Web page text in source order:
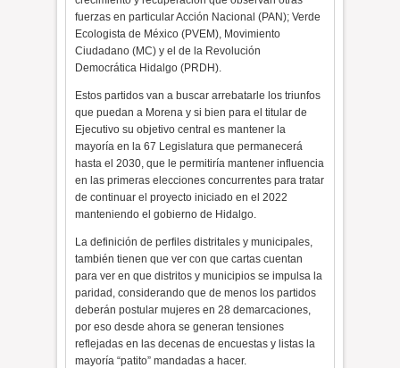
fuerzas en particular Acción Nacional (PAN); Verde
Ecologista de México (PVEM), Movimiento
Ciudadano (MC) y el de la Revolución
Democrática Hidalgo (PRDH).
Estos partidos van a buscar arrebatarle los triunfos
que puedan a Morena y si bien para el titular de
Ejecutivo su objetivo central es mantener la
mayoría en la 67 Legislatura que permanecerá
hasta el 2030, que le permitiría mantener influencia
en las primeras elecciones concurrentes para tratar
de continuar el proyecto iniciado en el 2022
manteniendo el gobierno de Hidalgo.
La definición de perfiles distritales y municipales,
también tienen que ver con que cartas cuentan
para ver en que distritos y municipios se impulsa la
paridad, considerando que de menos los partidos
deberán postular mujeres en 28 demarcaciones,
por eso desde ahora se generan tensiones
reflejadas en las decenas de encuestas y listas la
mayoría “patito” mandadas a hacer.